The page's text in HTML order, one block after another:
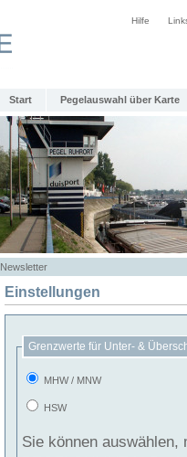
Hilfe
Start Pegelauswahl über Karte
Newsletter
Einstellungen
Grenzwerte für Unter- &
MHW / MNW
HSW
Sie können